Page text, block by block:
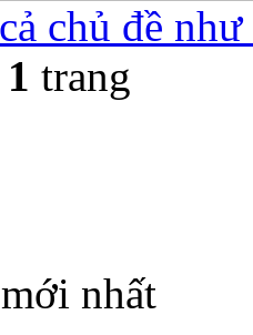
chủ đề
1 trang
nhất